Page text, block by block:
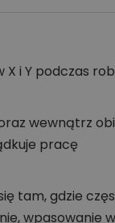
i Y podczas
wewnątrz
pracę
tam, gdzie
wpasowanie